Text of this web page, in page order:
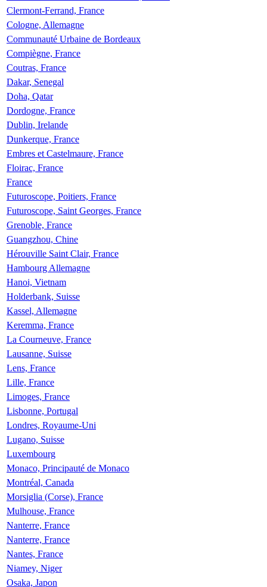
Clermont-Ferrand, France
Cologne, Allemagne
Communauté Urbaine de Bordeaux
Compiègne, France
Coutras, France
Dakar, Senegal
Doha, Qatar
Dordogne, France
Dublin, Irelande
Dunkerque, France
Embres et Castelmaure, France
Floirac, France
France
Futuroscope, Poitiers, France
Futuroscope, Saint Georges, France
Grenoble, France
Guangzhou, Chine
Hérouville Saint Clair, France
Hambourg Allemagne
Hanoi, Vietnam
Holderbank, Suisse
Kassel, Allemagne
Keremma, France
La Courneuve, France
Lausanne, Suisse
Lens, France
Lille, France
Limoges, France
Lisbonne, Portugal
Londres, Royaume-Uni
Lugano, Suisse
Luxembourg
Monaco, Principauté de Monaco
Montréal, Canada
Morsiglia (Corse), France
Mulhouse, France
Nanterre, France
Nanterre, France
Nantes, France
Niamey, Niger
Osaka, Japon